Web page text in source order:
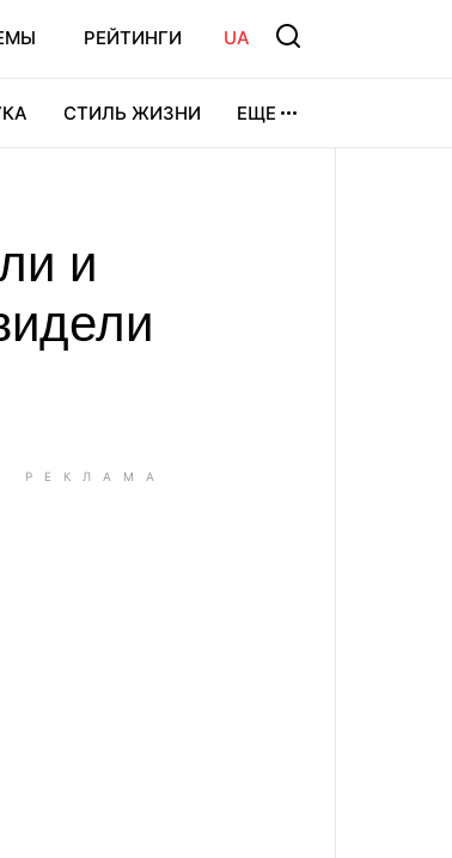
РЕЙТИНГИ UA
СТИЛЬ ЖИЗНИ ЕЩЕ
и